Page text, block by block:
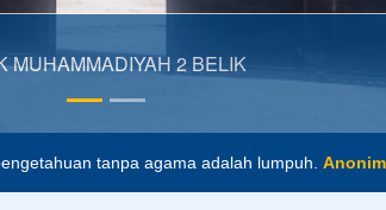
tanpa agama adalah lumpuh. Anonim